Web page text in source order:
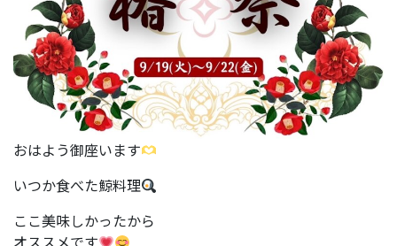
おはよう御座います
いつか食べた鯨料理
ここ美味しかったから